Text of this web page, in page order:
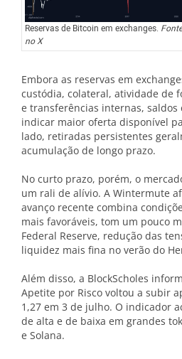
Reservas de Bitcoin em exchanges.
no X
Embora as reservas em
custódia, colateral, atividade de
e transferências internas, saldos
indicar maior oferta disponível
lado, retiradas persistentes
acumulação de longo prazo.
No curto prazo, porém, o
um rali de alívio. A Wintermute
avanço recente combina
mais favoráveis, tom um pouco
Federal Reserve, redução das
liquidez mais fina no verão do
Além disso, a BlockScholes
Apetite por Risco voltou a subir
1,27 em 3 de julho. O indicador
de alta e de baixa em grandes
e Solana.